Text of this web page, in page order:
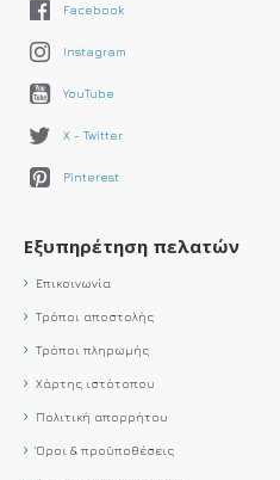
Facebook
Instagram
YouTube
X - Twitter
Pinterest
Εξυπηρέτηση πελατών
Επικοινωνία
Τρόποι αποστολής
Τρόποι πληρωμής
Χάρτης ιστότοπου
Πολιτική απορρήτου
Όροι & προϋποθέσεις